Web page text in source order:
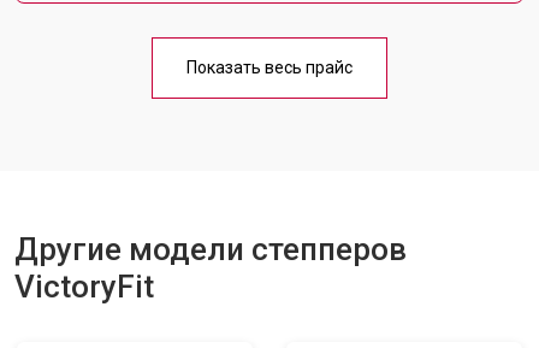
Показать весь прайс
Другие модели степперов
VictoryFit